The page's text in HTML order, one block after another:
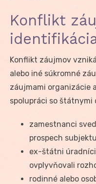
Konflikt
Konflikt záujmov
alebo iné súkromné
záujmami organizácie
spolupráci so štátnymi
zamestnanci
prospech
ex-štátni
ovplyvňovali
rodinné alebo